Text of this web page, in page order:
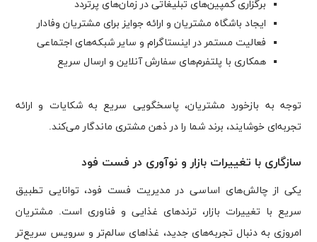
برگزاری کمپین‌های تبلیغاتی در زمان‌های پرتردد
ایجاد باشگاه مشتریان و ارائه جوایز برای مشتریان وفادار
فعالیت مستمر در اینستاگرام و سایر شبکه‌های اجتماعی
همکاری با پلتفرم‌های سفارش آنلاین و ارسال سریع
توجه به بازخورد مشتریان، پاسخگویی سریع به شکایات و ارائه
تجربه‌ای خوشایند، برند شما را در ذهن مشتری ماندگار می‌کند.
سازگاری با تغییرات بازار و نوآوری در فست فود
یکی از چالش‌های اساسی در مدیریت فست فود، توانایی تطبیق
سریع با تغییرات بازار، ترندهای غذایی و فناوری است. مشتریان
امروزی به دنبال تجربه‌های جدید، غذاهای سالم‌تر و سرویس سریع‌تر